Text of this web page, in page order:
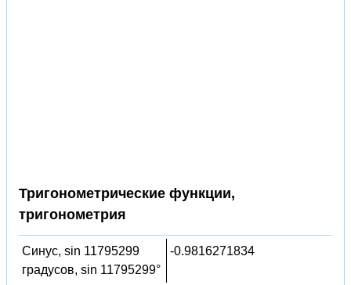
Тригонометрические функции,
тригонометрия
Синус, sin 11795299
градусов, sin 11795299°
-0.9816271834